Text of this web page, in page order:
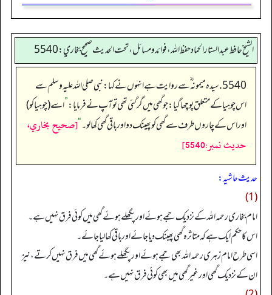
الشيخ حافط عبدالستار الحماد حفظ الله، فوائد و مسائل، تحت الحديث صحيح بخاري:5540
5540. سیدہ میمونہ‬ ؓ س‬ے روایت ہے انہوں نے کہا: نبی صلی اللہ علیہ وسلم سے
اس چوہیا کے متعلق پوچھا گیا: جو گھی میں گر گئی تھی تو آپ نے فرمایا:”اسے (چوہیا کو)
اور اس کے چاروں طرف سے گھی کو پھینک دو اور باقی گھی کھالو۔“[صحيح بخاري،
حديث نمبر:5540]
حدیث حاشیہ:
(1)
امام بخاری رحمہ اللہ کے نزدیک جمے ہوئے اور پگھلے ہوئے گھی میں کوئی فرق نہیں ہے۔
اس کا حکم ایک ہے کہ متاثرہ گھی پھینک دیا جائے اور باقی کھا لیا جائے۔
اسی طرح امام زہری رحمہ اللہ بھی جمے ہوئے اور پگھلے ہوئے گھی میں فرق نہیں کرتے، نیز
ان کے نزدیک گھی اور غیر گھی میں بھی کوئی فرق نہیں ہے۔